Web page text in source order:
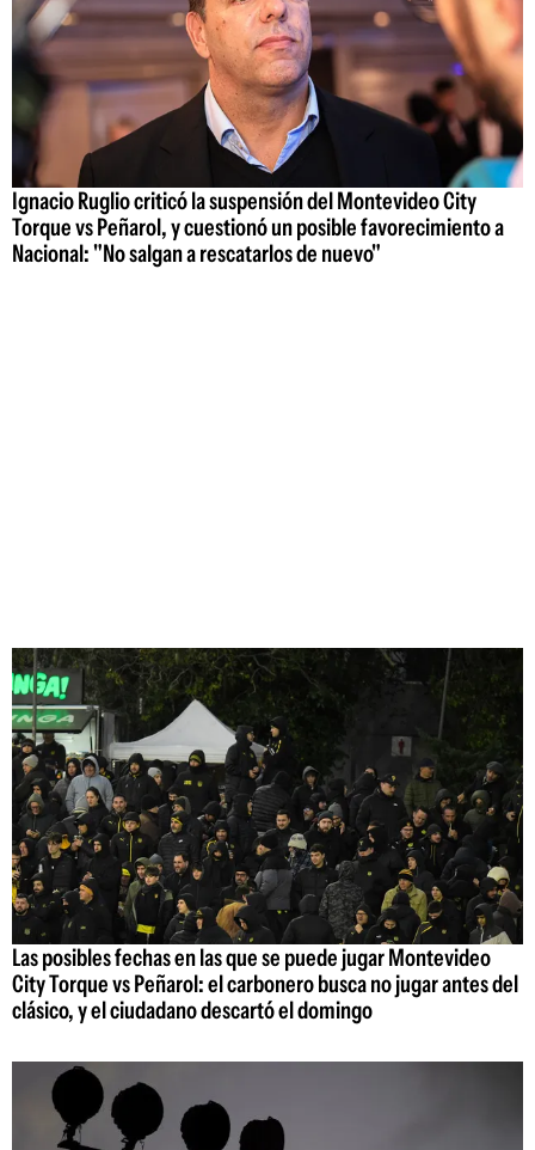
Ignacio Ruglio criticó la suspensión del Montevideo City
Torque vs Peñarol, y cuestionó un posible favorecimiento a
Nacional: "No salgan a rescatarlos de nuevo"
Las posibles fechas en las que se puede jugar Montevideo
City Torque vs Peñarol: el carbonero busca no jugar antes del
clásico, y el ciudadano descartó el domingo